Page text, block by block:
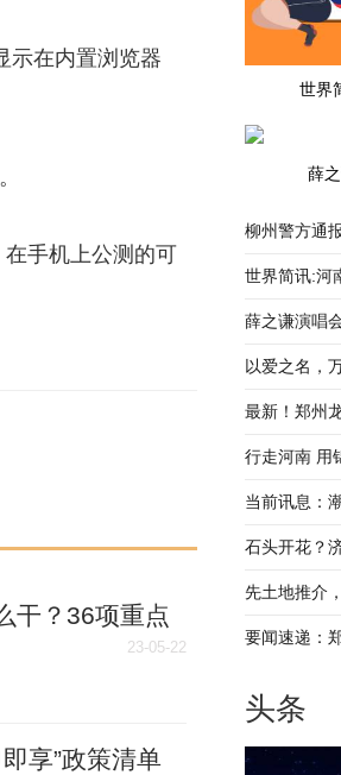
示在内置浏览器
在手机上公测的可
干？36项重点
23-05-22
享”政策清单
世界
薛
柳州警方通
世界简讯:河
薛之谦演唱
以爱之名，
最新！郑州
行走河南 用
当前讯息：
石头开花？
先土地推介
要闻速递：
头条